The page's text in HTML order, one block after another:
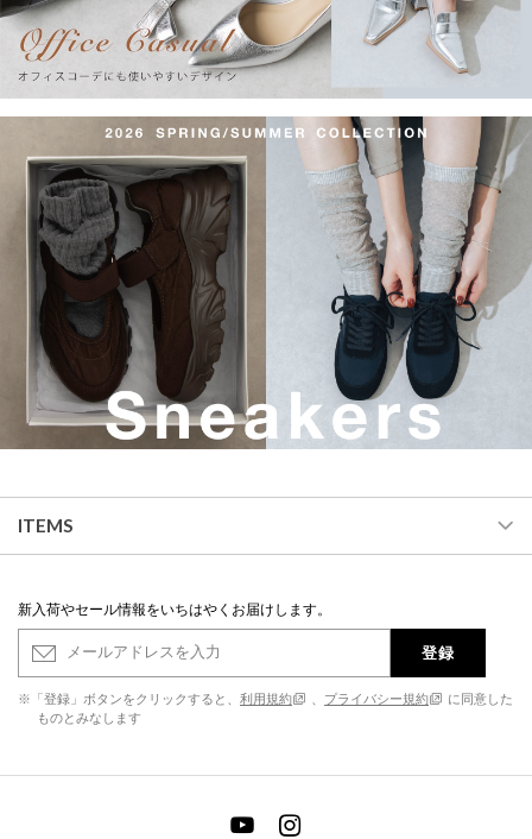
ITEMS
新入荷やセール情報をいちはやくお届けします。
登録
※「登録」ボタンをクリックすると、 利用規約 プライバシー規約
に同意した
ものとみなします